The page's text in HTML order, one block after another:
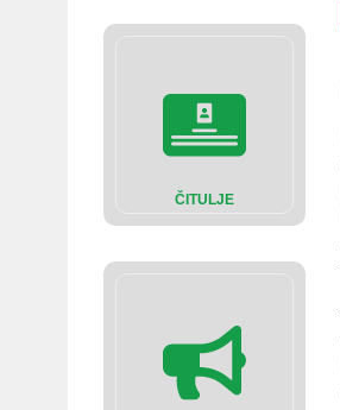
ČITULJE